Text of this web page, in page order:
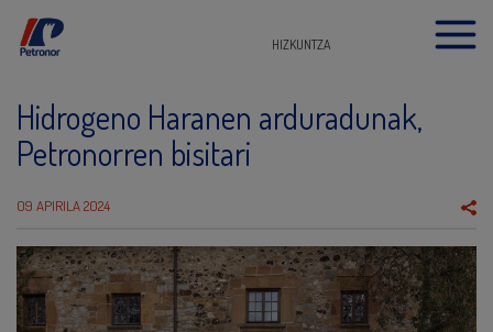
HIZKUNTZA
Hidrogeno Haranen arduradunak,
Petronorren bisitari
09 APIRILA 2024